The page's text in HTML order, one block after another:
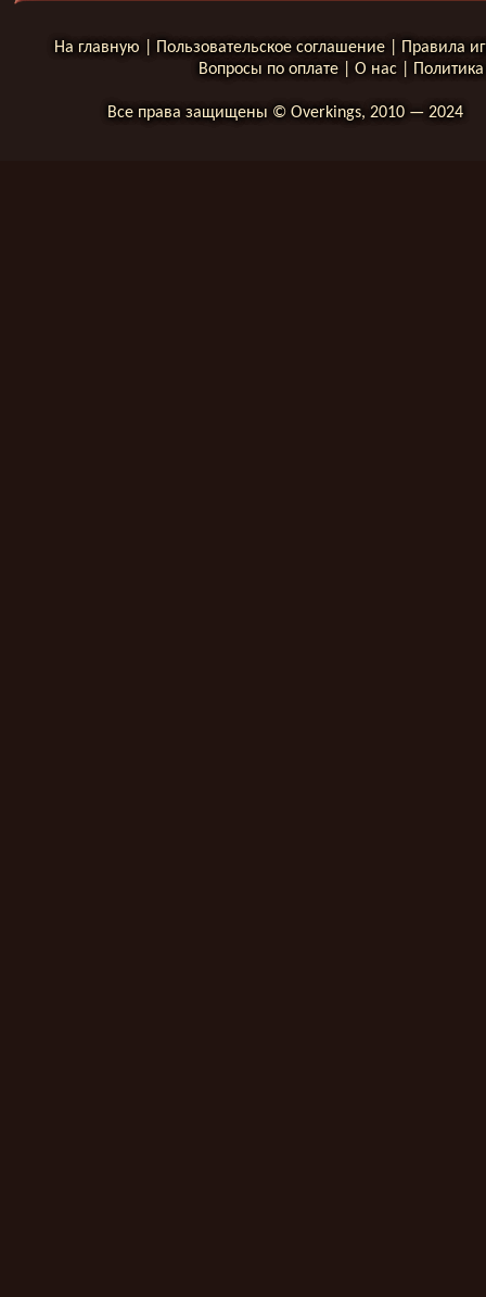
На главную Пользовательское соглашение|
Правила
Вопросы по оплате
О нас
Все права защищены © Overkings, 2010 — 2024